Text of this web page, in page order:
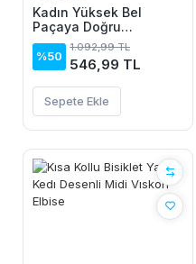
Kadın Yüksek Bel
Paçaya Doğru
Genisleyen Dalgıç Tayt
%50
1.092,99 TL
546,99 TL
Sepete Ekle